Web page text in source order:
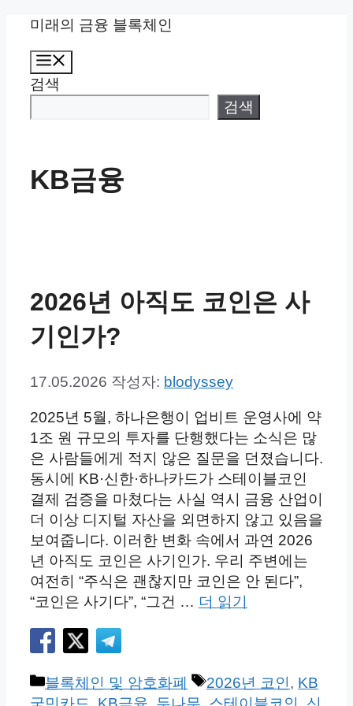
미래의 금융 블록체인
검색
검색
KB금융
2026년 아직도 코인은 사
기인가?
17.05.2026 작성자: blodyssey
2025년 5월, 하나은행이 업비트 운영사에 약
1조 원 규모의 투자를 단행했다는 소식은 많
은 사람들에게 적지 않은 질문을 던졌습니다.
동시에 KB·신한·하나카드가 스테이블코인
결제 검증을 마쳤다는 사실 역시 금융 산업이
더 이상 디지털 자산을 외면하지 않고 있음을
보여줍니다. 이러한 변화 속에서 과연 2026
년 아직도 코인은 사기인가. 우리 주변에는
여전히 “주식은 괜찮지만 코인은 안 된다”,
“코인은 사기다”, “그건 … 더 읽기
카
블록체인 및 암호화폐
태
2026년 코인, KB